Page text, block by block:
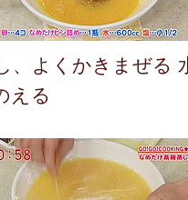
、よくかきまぜる
える